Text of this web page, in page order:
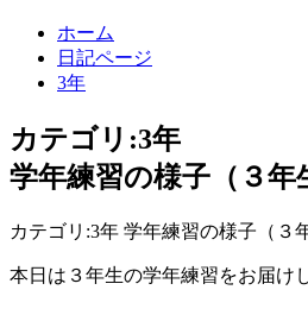
ホーム
日記ページ
3年
カテゴリ:3年
学年練習の様子（３年
カテゴリ:3年 学年練習の様子（３
本日は３年生の学年練習をお届け